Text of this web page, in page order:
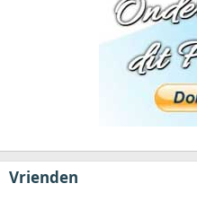
Vrienden